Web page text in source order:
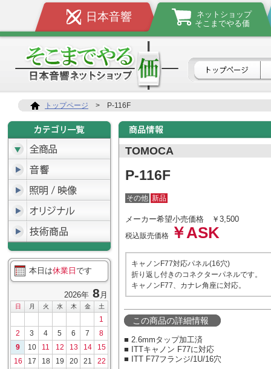
日本音響
ネットショップ
そこまでやる価
トップページ > P-116F
本日は休業日 です
2026年 8 月
日 月 火 水 木 金 土
1
2
3 4 5 6 7
8
9
10 11 12 13 14
15
16
17 18 19 20 21
22
TOMOCA
P-116F
その他 新品
メーカー希望小売価格 ￥3,500
税込販売価格 ￥ASK
キャノンF77対応パネル(16穴)
折り返し付きのコネクターパネルです。
キャノンF77、カナレ角座に対応。
この商品の詳細情報
■ 2.6mmタップ加工済
■ ITTキャノン F77に対応
■ ITT F77フランジ/1U/16穴